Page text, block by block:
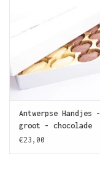
Antwerpse Handjes -
groot - chocolade
zonder vulling
€23,00